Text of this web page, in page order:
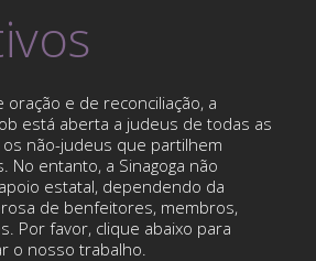
oração e de reconciliação, a
está aberta a judeus de todas as
não-judeus que partilhem
No entanto, a Sinagoga não
estatal, dependendo da
de benfeitores, membros,
Por favor, clique abaixo para
o nosso trabalho.